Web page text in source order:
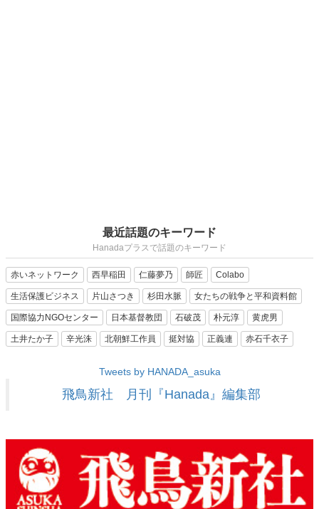
最近話題のキーワード
Hanadaプラスで話題のキーワード
赤いネットワーク 西早稲田 仁藤夢乃 師匠 Colabo
生活保護ビジネス 片山さつき 杉田水脈 女たちの戦争と平和資料館
国際協力NGOセンター 日本基督教団 石破茂 朴元淳 黄虎男
土井たか子 辛光洙 北朝鮮工作員 挺対協 正義連 赤石千衣子
Tweets by HANADA_asuka
飛鳥新社 月刊『Hanada』編集部